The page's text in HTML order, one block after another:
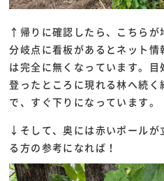
↑帰りに確認したら、こちらが
分岐点に看板があるとネット
は完全に無くなっています。
登ったところに現れる林へ続く
で、すぐ下りになっています。
↓そして、奥には赤いポールが
る方の参考になれば！